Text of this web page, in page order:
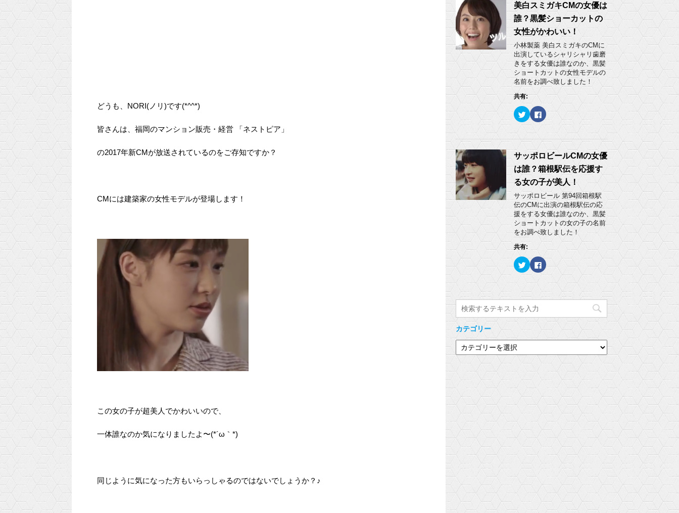
どうも、NORI(ノリ)です(*^^*)
皆さんは、福岡のマンション販売・経営 「ネストピア」
の2017年新CMが放送されているのをご存知ですか？
CMには建築家の女性モデルが登場します！
この女の子が超美人でかわいいので、
一体誰なのか気になりましたよ〜(*´ω｀*)
同じように気になった方もいらっしゃるのではないでしょうか？♪
開
き
ま
す
)
w
i
t
t
e
r
で
共
有
(
新
し
い
ウ
ィ
ン
ウ
で
開
き
ま
す
)
k
で
共
有
す
る
に
は
ク
リ
ッ
ク
し
て
く
だ
い
新
し
ウ
ィ
ン
ド
で
開
き
ま
す
)
美白スミガキCMの女優は
誰？黒髪ショーカットの
女性がかわいい！
小林製薬 美白スミガキのCMに
出演しているシャリシャリ歯磨
きをする女優は誰なのか、黒髪
ショートカットの女性モデルの
名前をお調べ致しました！
共有:
ク
リ
ッ
て
T
w
i
t
t
e
r
で
共
有
(
新
し
い
ウ
ン
ド
ウ
で
開
き
ま
)
F
a
c
o
k
で
共
有
す
る
に
は
ク
リ
ッ
ク
し
て
さ
い
新
し
い
ィ
ン
で
き
ま
す
サッポロビールCMの女優
は誰？箱根駅伝を応援す
る女の子が美人！
サッポロビール 第94回箱根駅
伝のCMに出演の箱根駅伝の応
援をする女優は誰なのか、黒髪
ショートカットの女の子の名前
をお調べ致しました！
共有:
ク
リ
ッ
て
T
w
i
t
t
e
で
有
新
し
ィ
ン
で
開
ま
す
F
a
c
o
o
共
有
す
に
ク
ッ
ク
く
だ
(
新
い
ウ
ド
ウ
で
ま
す
カテゴリー
カ
テ
リ
ー